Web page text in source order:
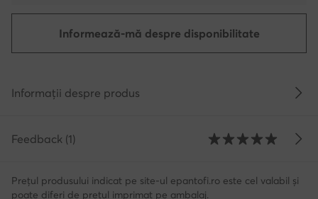
Informează-mă despre disponibilitate
Informații despre produs
Feedback (1)
Prețul produsului indicat pe site-ul epantofi.ro este cel valabil și
poate diferi de prețul imprimat pe ambalaj.